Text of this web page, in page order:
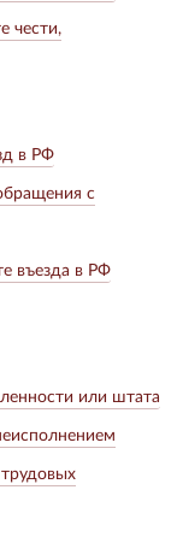
чести,
в РФ
с
въезда в РФ
или штата